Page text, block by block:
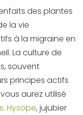
des plantes
la vie
à la migraine en
La culture de
souvent
principes actifs
aurez utilisé
. Hysope, jujubier